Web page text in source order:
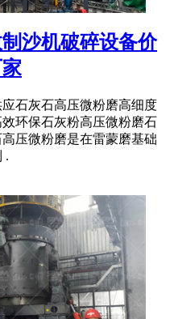
沙机破碎设备价
石灰石高压微粉磨高细度
环保石灰粉高压微粉磨石
压微粉磨是在雷蒙磨基础
.